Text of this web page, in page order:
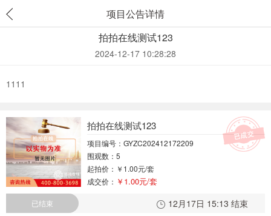
项目公告详情
拍拍在线测试123
2024-12-17 10:28:28
1111
拍拍在线测试123
项目编号：GYZC202412172209
围观数：5
起拍价： ￥1.00元/套
成交价： ￥1.00元/套
已结束 12月17日 15:13 结束